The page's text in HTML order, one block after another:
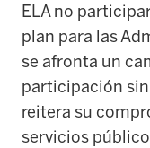
ELA no
plan para las
se afronta un
participación sin
reitera su
servicios